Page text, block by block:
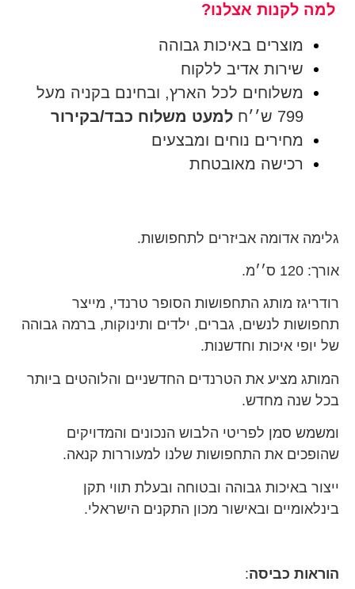
למה לקנות אצלנו?
מוצרים באיכות גבוהה
שירות אדיב ללקוח
משלוחים לכל הארץ, ובחינם בקניה מעל
799 ש׳׳ח
למעט משלוח כבד/בקירור
מחירים נוחים ומבצעים
רכישה מאובטחת
גלימה אדומה אביזרים לתחפושות.
אורך: 120 ס׳׳מ.
רודריגז מותג התחפושות הסופר טרנדי, מייצר
תחפושות לנשים, גברים, ילדים ותינוקות, ברמה גבוהה
של יופי איכות וחדשנות.
המותג מציע את הטרנדים החדשניים והלוהטים ביותר
בכל שנה מחדש.
ומשמש סמן לפריטי הלבוש הנכונים והמדויקים
שהופכים את התחפושות שלנו למעוררות קנאה.
ייצור באיכות גבוהה ובטוחה ובעלת תווי תקן
בינלאומיים ובאישור מכון התקנים הישראלי.
הוראות כביסה: